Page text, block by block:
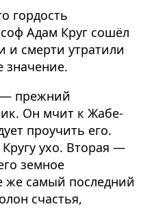
гордость
Адам Круг сошёл
и смерти утратили
значение.
— прежний
Он мчит к Жабе-
проучить его.
ухо. Вторая —
земное
же самый последний
счастья,